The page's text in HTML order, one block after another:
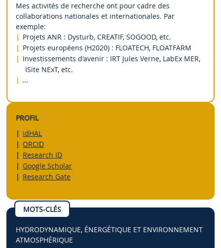
PROFIL
idHAL
ORCID
Research ID
Google Scholar
Research Gate
Mes activités de recherche ont pour cadre des
collaborations nationales et internationales. Par
exemple:
Projets ANR : Dysturb, CREATIF, SOGOOD, etc.
Projets européens (H2020) : FLOATECH, FLOATFARM
Investissements d'avenir : IRT Jules Verne, LabEx MER,
ISite NExT, etc.
…
MOTS-CLÉS
HYDRODYNAMIQUE, ÉNERGÉTIQUE ET ENVIRONNEMENT
ATMOSPHÉRIQUE